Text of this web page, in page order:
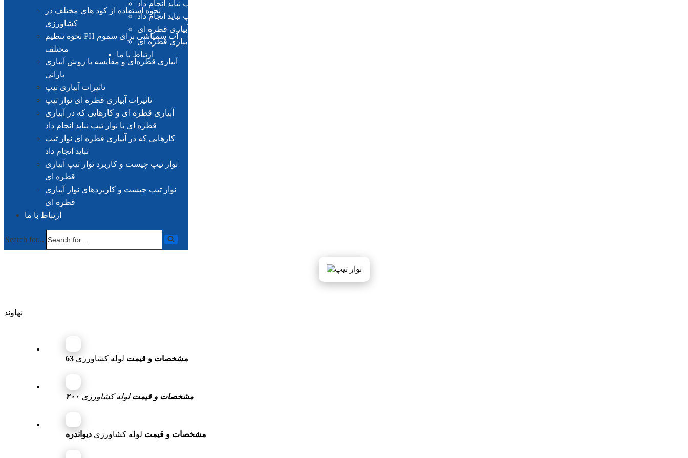
آبیاری قطره ای و کارهایی که در آبیاری قطره ای با نوار تیپ نباید انجام داد
کارهایی که در آبیاری قطره ای نوار تیپ نباید انجام داد
نوار تیپ چیست و کاربرد نوار تیپ آبیاری قطره ای
نوار تیپ چیست و کاربردهای نوار آبیاری قطره ای
ارتباط با ما
نحوه استفاده از کود های مختلف در
کشاورزی
نحوه تنطیم PH آب سمپاشی برای سموم
مختلف
آبیاری قطره‌ای و مقایسه با روش آبیاری
بارانی
تاثیرات آبیاری تیپ
تاثیرات آبیاری قطره ای نوار تیپ
آبیاری قطره ای و کارهایی که در آبیاری
قطره ای با نوار تیپ نباید انجام داد
کارهایی که در آبیاری قطره ای نوار تیپ
نباید انجام داد
نوار تیپ چیست و کاربرد نوار تیپ آبیاری
قطره ای
نوار تیپ چیست و کاربردهای نوار آبیاری
قطره ای
ارتباط با ما
Search for...
نهاوند
مشخصات و قیمت لوله کشاورزی 63
مشخصات و قیمتلوله کشاورزی ۲۰۰
مشخصات و قیمت لوله کشاورزی دیواندره